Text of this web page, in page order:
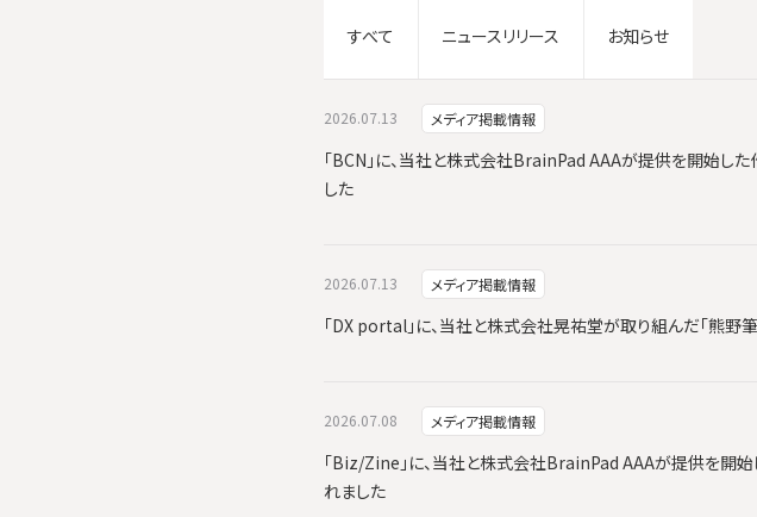
すべて ニュースリリース お知らせ
2026.07.13 メディア掲載情報
「BCN」に、当社と株式会社BrainPad AAAが提供を開始し
した
2026.07.13 メディア掲載情報
「DX portal」に、当社と株式会社晃祐堂が取り組んだ「熊
2026.07.08 メディア掲載情報
「Biz/Zine」に、当社と株式会社BrainPad AAAが提供を開
れました